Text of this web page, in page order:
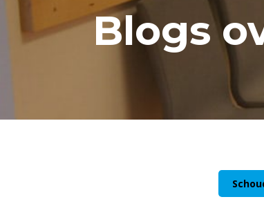
Blogs